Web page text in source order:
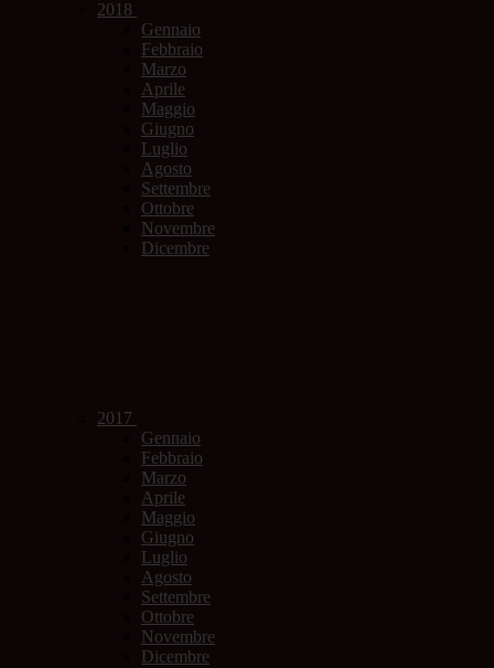
2018
Gennaio
Febbraio
Marzo
Aprile
Maggio
Giugno
Luglio
Agosto
Settembre
Ottobre
Novembre
Dicembre
2017
Gennaio
Febbraio
Marzo
Aprile
Maggio
Giugno
Luglio
Agosto
Settembre
Ottobre
Novembre
Dicembre